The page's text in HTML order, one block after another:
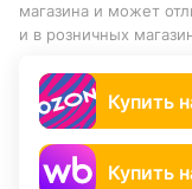
магазина и может
и в розничных
Купить
Купить